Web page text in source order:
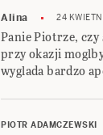
Alina 24
Panie Piotrze,
przy okazji
wyglada bardzo
PIOTR ADAMCZEWSKI